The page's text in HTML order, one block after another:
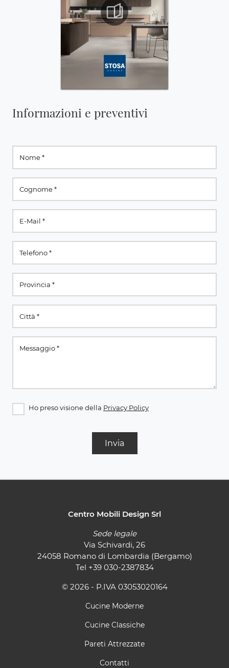
Informazioni e preventivi
Ho preso visione della Privacy Policy
Invia
Centro Mobili Design Srl
Sede legale
Via Schivardi, 26
24058 Romano di Lombardia (Bergamo)
Tel +39 030-2387834
© 2026 - P.IVA 03053020164
Cucine Moderne
Cucine Classiche
Pareti Attrezzate
Contatti